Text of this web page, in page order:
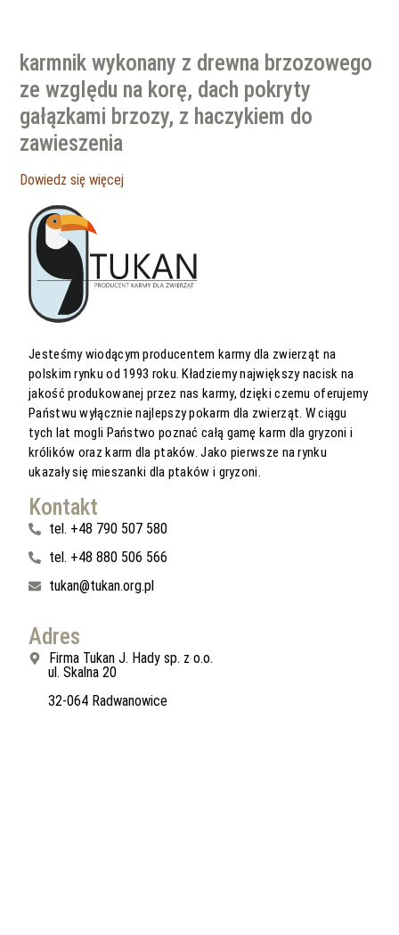
karmnik wykonany z drewna brzozowego
ze względu na korę, dach pokryty
gałązkami brzozy, z haczykiem do
zawieszenia
Dowiedz się więcej
Jesteśmy wiodącym producentem karmy dla zwierząt na
polskim rynku od 1993 roku. Kładziemy największy nacisk na
jakość produkowanej przez nas karmy, dzięki czemu oferujemy
Państwu wyłącznie najlepszy pokarm dla zwierząt. W ciągu
tych lat mogli Państwo poznać całą gamę karm dla gryzoni i
królików oraz karm dla ptaków. Jako pierwsze na rynku
ukazały się mieszanki dla ptaków i gryzoni.
Kontakt
tel. +48 790 507 580
tel. +48 880 506 566
tukan@tukan.org.pl
Adres
Firma Tukan J. Hady sp. z o.o.
ul. Skalna 20
32-064 Radwanowice